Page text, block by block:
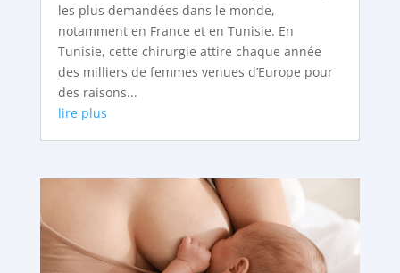
les plus demandées dans le monde,
notamment en France et en Tunisie. En
Tunisie, cette chirurgie attire chaque année
des milliers de femmes venues d’Europe pour
des raisons...
lire plus